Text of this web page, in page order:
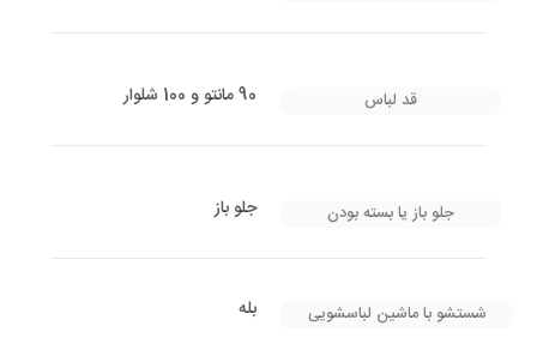
قد لباس 90 مانتو و 100 شلوار
جلو باز یا بسته بودن جلو باز
شستشو با ماشین لباسشویی بله